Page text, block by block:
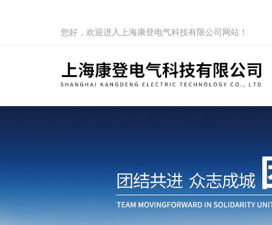
您好，欢迎进入上海康登电气科技有限公司网站！